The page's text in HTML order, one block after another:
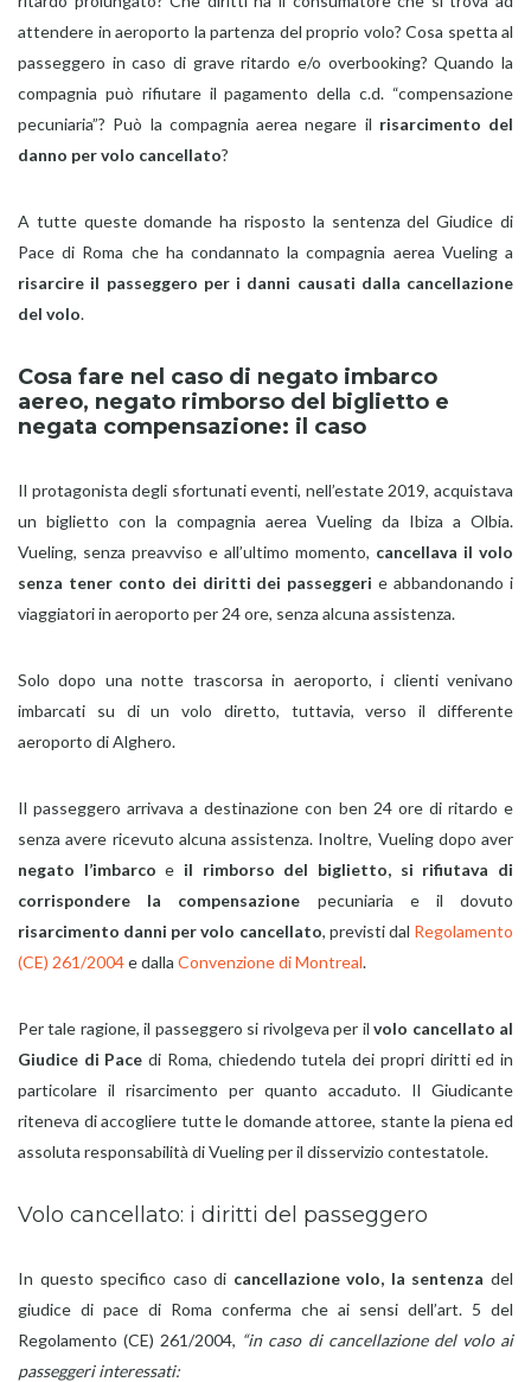
attendere in aeroporto la partenza del proprio volo? Cosa spetta al
passeggero in caso di grave ritardo e/o overbooking? Quando la
compagnia può rifiutare il pagamento della c.d. “compensazione
pecuniaria”? Può la compagnia aerea negare il risarcimento del
danno per volo cancellato?
A tutte queste domande ha risposto la sentenza del Giudice di
Pace di Roma che ha condannato la compagnia aerea Vueling a
risarcire il passeggero per i danni causati dalla cancellazione
del volo.
Cosa fare nel caso di negato imbarco
aereo, negato rimborso del biglietto e
negata compensazione: il caso
Il protagonista degli sfortunati eventi, nell’estate 2019, acquistava
un biglietto con la compagnia aerea Vueling da Ibiza a Olbia.
Vueling, senza preavviso e all’ultimo momento, cancellava il volo
senza tener conto dei diritti dei passeggerie abbandonando i
viaggiatori in aeroporto per 24 ore, senza alcuna assistenza.
Solo dopo una notte trascorsa in aeroporto, i clienti venivano
imbarcati su di un volo diretto, tuttavia, verso il differente
aeroporto di Alghero.
Il passeggero arrivava a destinazione con ben 24 ore di ritardo e
senza avere ricevuto alcuna assistenza. Inoltre, Vueling dopo aver
negato l’imbarcoe il rimborso del biglietto, si rifiutava di
corrispondere la compensazione pecuniaria e il dovuto
risarcimento danni per volo cancellato, previsti dal Regolamento
(CE) 261/2004e dalla Convenzione di Montreal.
Per tale ragione, il passeggero si rivolgeva per ilvolo cancellato al
Giudice di Pace di Roma, chiedendo tutela dei propri diritti ed in
particolare il risarcimento per quanto accaduto. Il Giudicante
riteneva di accogliere tutte le domande attoree, stante la piena ed
assoluta responsabilità di Vueling per il disservizio contestatole.
Volo cancellato: i diritti del passeggero
In questo specifico caso di cancellazione volo, la sentenzadel
giudice di pace di Roma conferma che ai sensi dell’art. 5 del
Regolamento (CE) 261/2004, “in caso di cancellazione del volo ai
passeggeri interessati: